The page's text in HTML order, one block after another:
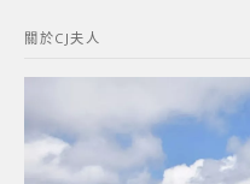
字:
關於CJ夫人